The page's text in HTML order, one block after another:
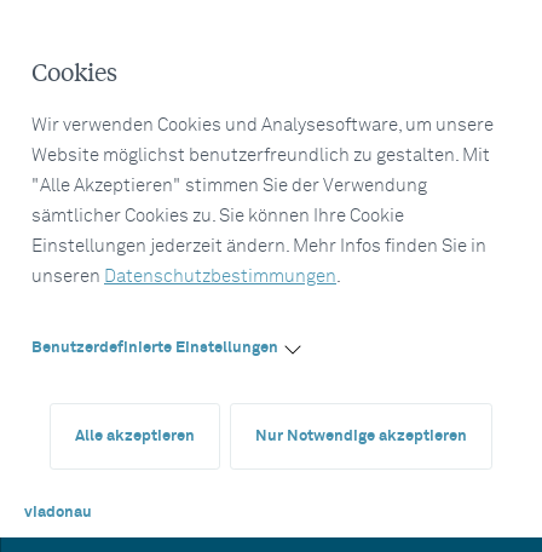
Cookies
Wir verwenden Cookies und Analysesoftware, um unsere
Website möglichst benutzerfreundlich zu gestalten. Mit
"Alle Akzeptieren" stimmen Sie der Verwendung
sämtlicher Cookies zu. Sie können Ihre Cookie
Einstellungen jederzeit ändern. Mehr Infos finden Sie in
unseren Datenschutzbestimmungen.
Benutzerdefinierte Einstellungen
Alle akzeptieren Nur Notwendige akzeptieren
viadonau